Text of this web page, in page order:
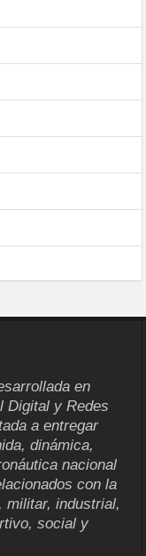
en
Digital y Redes
a entregar
dinámica,
nacional
con la
militar, industrial,
social y